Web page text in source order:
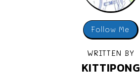
Follow Me
WRITTEN BY
KITTIPONG